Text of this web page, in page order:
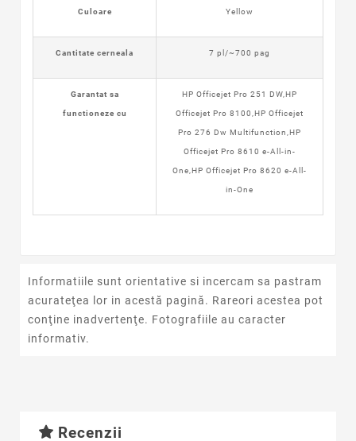
Culoare Yellow
Cantitate cerneala 7 pl/~700 pag
Garantat sa
functioneze cu
HP Officejet Pro 251 DW,HP
Officejet Pro 8100,HP Officejet
Pro 276 Dw Multifunction,HP
Officejet Pro 8610 e-All-in-
One,HP Officejet Pro 8620 e-All-
in-One
Informatiile sunt orientative si incercam sa pastram
acurateţea lor in acestă pagină. Rareori acestea pot
conţine inadvertenţe. Fotografiile au caracter
informativ.
Recenzii